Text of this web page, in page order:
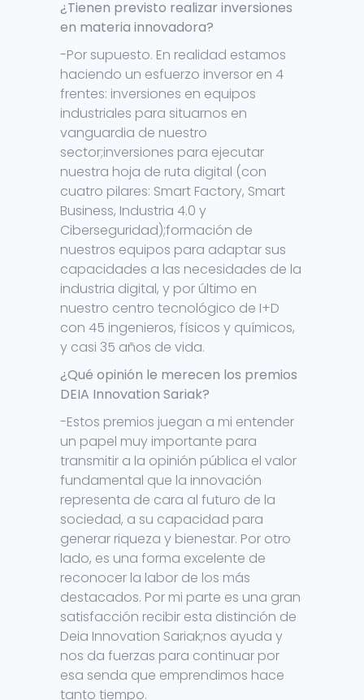
¿Tienen previsto realizar inversiones
en materia innovadora?
-Por supuesto. En realidad estamos
haciendo un esfuerzo inversor en 4
frentes: inversiones en equipos
industriales para situarnos en
vanguardia de nuestro
sector;inversiones para ejecutar
nuestra hoja de ruta digital (con
cuatro pilares: Smart Factory, Smart
Business, Industria 4.0 y
Ciberseguridad);formación de
nuestros equipos para adaptar sus
capacidades a las necesidades de la
industria digital, y por último en
nuestro centro tecnológico de I+D
con 45 ingenieros, físicos y químicos,
y casi 35 años de vida.
¿Qué opinión le merecen los premios
DEIA Innovation Sariak?
-Estos premios juegan a mi entender
un papel muy importante para
transmitir a la opinión pública el valor
fundamental que la innovación
representa de cara al futuro de la
sociedad, a su capacidad para
generar riqueza y bienestar. Por otro
lado, es una forma excelente de
reconocer la labor de los más
destacados. Por mi parte es una gran
satisfacción recibir esta distinción de
Deia Innovation Sariak;nos ayuda y
nos da fuerzas para continuar por
esa senda que emprendimos hace
tanto tiempo.